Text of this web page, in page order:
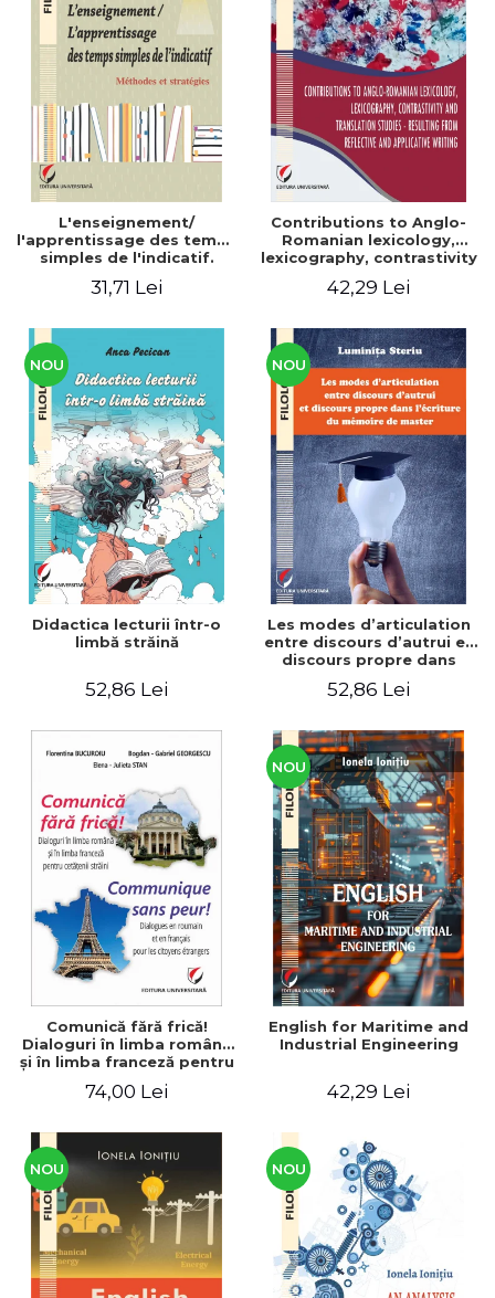
L'enseignement/
l'apprentissage des temps
simples de l'indicatif.
31,71 Lei
Contributions to Anglo-
Romanian lexicology,
lexicography, contrastivity
Resulting from reflective
42,29 Lei
NOU
Didactica lecturii într-o
limbă străină
52,86 Lei
NOU
Les modes d’articulation
entre discours d’autrui et
discours propre dans
master
52,86 Lei
Comunică fără frică!
Dialoguri în limba română
şi în limba franceză pentru
străini/Communique sans
roumain et en français
pour les citoyens
étrangers
74,00 Lei
NOU
English for Maritime and
Industrial Engineering
42,29 Lei
NOU NOU